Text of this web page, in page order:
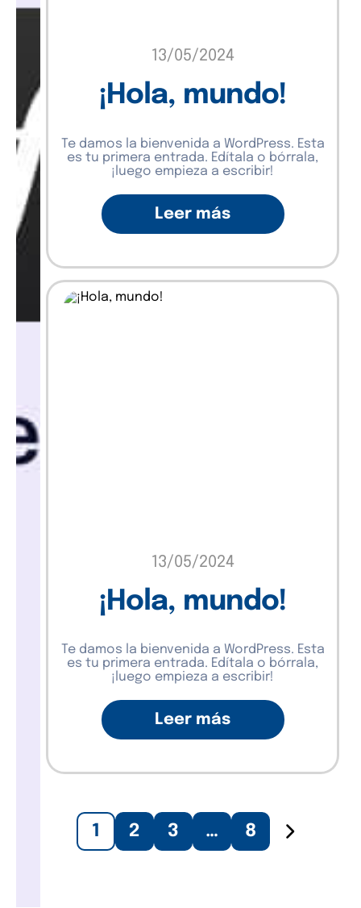
13/05/2024
¡Hola, mundo!
Te damos la bienvenida a WordPress. Esta
es tu primera entrada. Edítala o bórrala,
¡luego empieza a escribir!
Leer más
13/05/2024
¡Hola, mundo!
Te damos la bienvenida a WordPress. Esta
es tu primera entrada. Edítala o bórrala,
¡luego empieza a escribir!
Leer más
1 2 3 … 8